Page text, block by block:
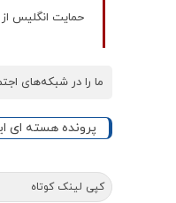
حمایت انگلیس از
ما را در شبکه‌های
پرونده هسته ای
کپی لینک کوتاه